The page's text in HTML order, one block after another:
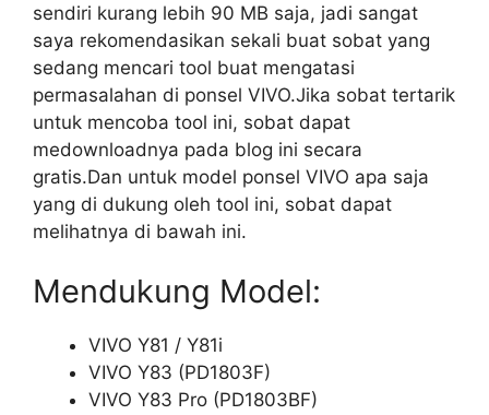
sendiri kurang lebih 90 MB saja, jadi sangat
saya rekomendasikan sekali buat sobat yang
sedang mencari tool buat mengatasi
permasalahan di ponsel VIVO.Jika sobat tertarik
untuk mencoba tool ini, sobat dapat
medownloadnya pada blog ini secara
gratis.Dan untuk model ponsel VIVO apa saja
yang di dukung oleh tool ini, sobat dapat
melihatnya di bawah ini.
Mendukung Model:
VIVO Y81 / Y81i
VIVO Y83 (PD1803F)
VIVO Y83 Pro (PD1803BF)